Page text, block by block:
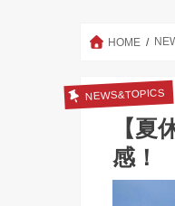
HOME
NEWS&TOPICS
【夏
感！